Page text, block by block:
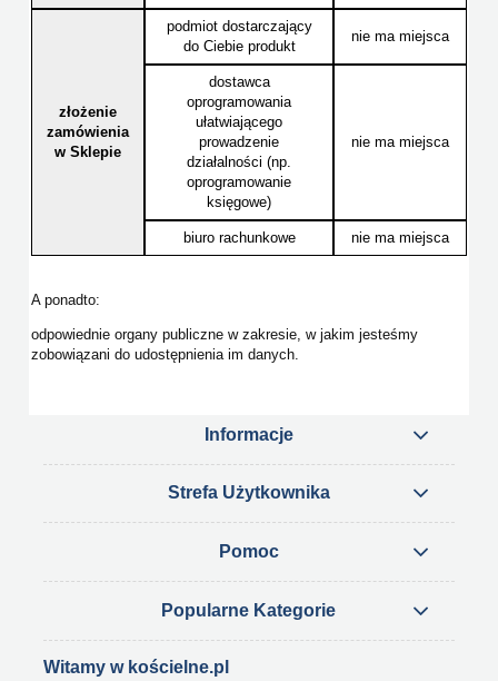
złożenie
zamówienia
w Sklepie
podmiot dostarczający
do Ciebie produkt
nie ma miejsca
dostawca
oprogramowania
ułatwiającego
prowadzenie
działalności (np.
oprogramowanie
księgowe)
nie ma miejsca
biuro rachunkowe nie ma miejsca
A ponadto:
odpowiednie organy publiczne w zakresie, w jakim jesteśmy
zobowiązani do udostępnienia im danych.
Informacje
Strefa Użytkownika
Pomoc
Popularne Kategorie
Witamy w kościelne.pl